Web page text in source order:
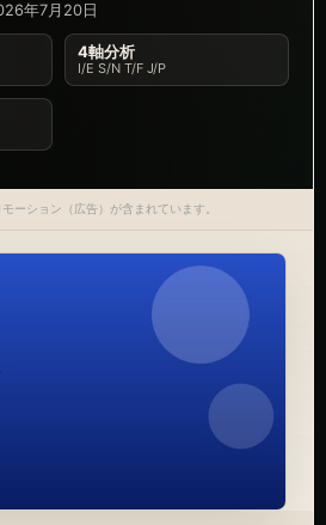
年7月20日
4軸分析
I/E S/N T/F J/P
ーション（広告）が含まれています。